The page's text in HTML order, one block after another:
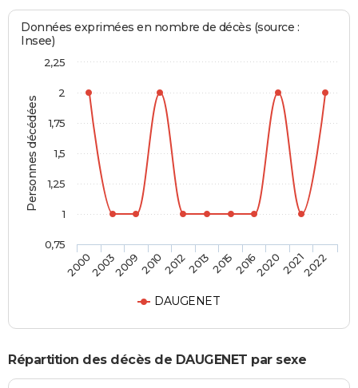
Personnes décédées
Données exprimées en nombre de décès (source :
Insee)
DAUGENET
20002003200920102012201320152016202020212022
0,75
1
1,25
1,5
1,75
2
2,25
Répartition des décès de DAUGENET par sexe